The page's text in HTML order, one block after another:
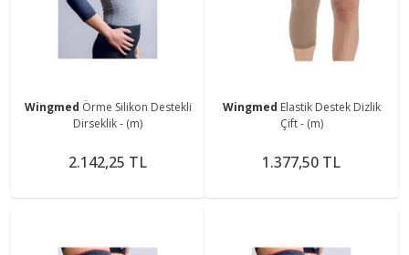
Wingmed Örme Silikon Destekli
Dirseklik - (m)
2.142,25 TL
Wingmed Elastik Destek Dizlik
Çift - (m)
1.377,50 TL